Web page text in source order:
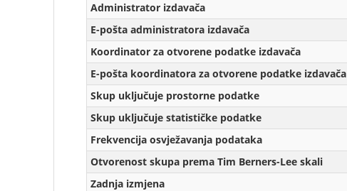
Administrator izdavača
E-pošta administratora izdavača
Koordinator za otvorene podatke izdavača
E-pošta koordinatora za otvorene podatke izdavača
Skup uključuje prostorne podatke
Skup uključuje statističke podatke
Frekvencija osvježavanja podataka
Otvorenost skupa prema Tim Berners-Lee skali
Zadnja izmjena